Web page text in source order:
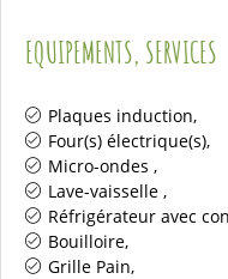
EQUIPEMENTS, SERVICES
Plaques induction
Four(s) électrique(s)
Micro-ondes
Lave-vaisselle
Réfrigérateur avec
Bouilloire
Grille Pain